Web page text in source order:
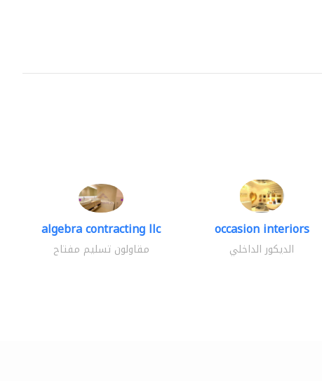
algebra contracting llc
مقاولون تسليم مفتاح
occasion interiors
الديكور الداخلي